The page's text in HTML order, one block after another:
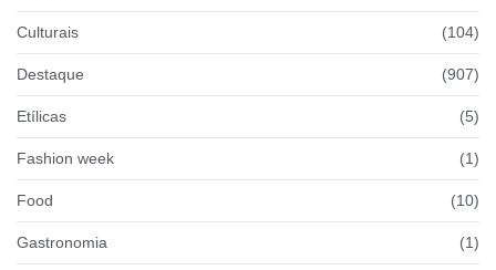
Culturais (104)
Destaque (907)
Etílicas (5)
Fashion week (1)
Food (10)
Gastronomia (1)